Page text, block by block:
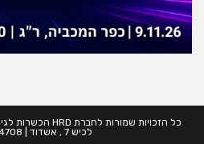
לכיש 7 , אשדוד | 054-2424708